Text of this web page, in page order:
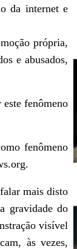
da internet e
própria,
e abusados,
fenômeno
fenômeno
mais disto
gravidade do
visível
às vezes,